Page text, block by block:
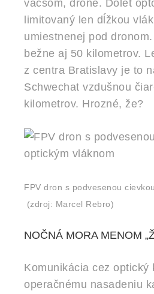
väčšom, drone. Dolet
limitovaný len dĺžkou
umiestnenej pod
bežne aj 50 kilometrov.
z centra Bratislavy je to
Schwechat vzdušnou
kilometrov. Hrozné, že?
FPV dron s podvesenou
(zdroj: Marcel Rebro)
NOČNÁ MORA MENOM
Komunikácia cez optický
operačnému nasadeniu